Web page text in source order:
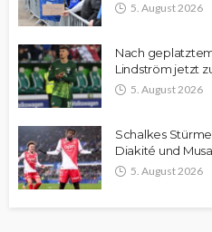
5. August 2026
Nach
Lindström jetzt
5. August 2026
Schalkes
Diakité und
5. August 2026